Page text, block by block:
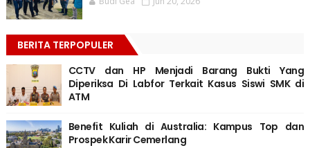
BERITA TERPOPULER
CCTV dan HP Menjadi Barang Bukti Yang
Diperiksa Di Labfor Terkait Kasus Siswi SMK di
ATM
Benefit Kuliah di Australia: Kampus Top dan
Prospek Karir Cemerlang